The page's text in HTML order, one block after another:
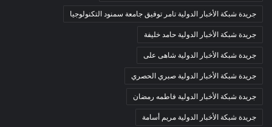
جريدة شبكة الأخبار الدولية تامر توفيق جامعة سمنود التكنولوجيا
جريدة شبكة الأخبار الدولية حامد خليفة
جريدة شبكة الأخبار الدولية شاهى على
جريدة شبكة الأخبار الدولية صبري الحصري
جريدة شبكة الأخبار الدولية فاطمه رمضان
جريدة شبكة الأخبار الدولية مريم أسامة